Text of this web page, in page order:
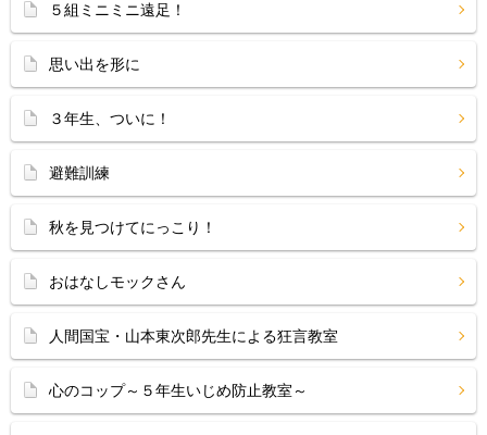
５組ミニミニ遠足！
思い出を形に
３年生、ついに！
避難訓練
秋を見つけてにっこり！
おはなしモックさん
人間国宝・山本東次郎先生による狂言教室
心のコップ～５年生いじめ防止教室～